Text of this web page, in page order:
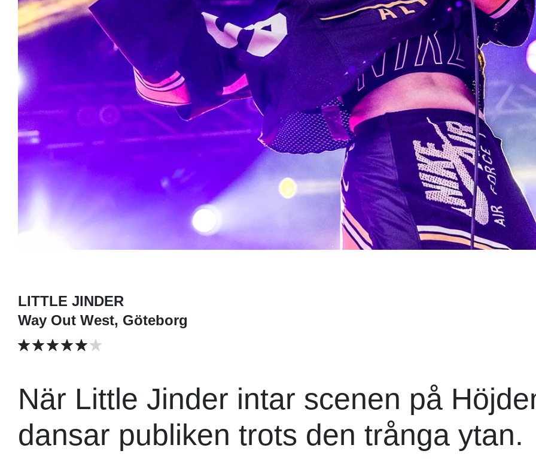
LITTLE JINDER
Way Out West, Göteborg
När Little Jinder intar scenen på
dansar publiken trots den trånga ytan.